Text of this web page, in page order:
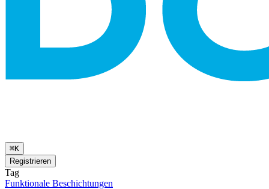
⌘K
Registrieren
Tag
Funktionale Beschichtungen